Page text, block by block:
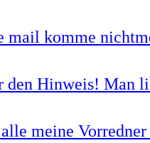
mail komme
den Hinweis! Man
meine